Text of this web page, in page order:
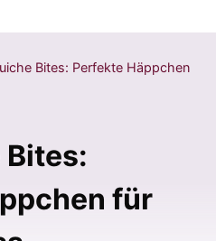
Bites: Perfekte Häppchen
für